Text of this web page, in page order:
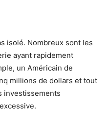
isolé. Nombreux sont les
ayant rapidement
un Américain de
millions de dollars et tout
investissements